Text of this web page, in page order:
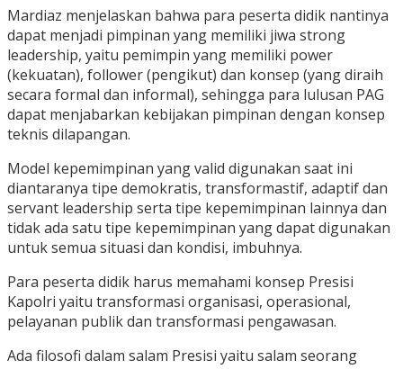
Mardiaz menjelaskan bahwa para peserta didik nantinya
dapat menjadi pimpinan yang memiliki jiwa strong
leadership, yaitu pemimpin yang memiliki power
(kekuatan), follower (pengikut) dan konsep (yang diraih
secara formal dan informal), sehingga para lulusan PAG
dapat menjabarkan kebijakan pimpinan dengan konsep
teknis dilapangan.
Model kepemimpinan yang valid digunakan saat ini
diantaranya tipe demokratis, transformastif, adaptif dan
servant leadership serta tipe kepemimpinan lainnya dan
tidak ada satu tipe kepemimpinan yang dapat digunakan
untuk semua situasi dan kondisi, imbuhnya.
Para peserta didik harus memahami konsep Presisi
Kapolri yaitu transformasi organisasi, operasional,
pelayanan publik dan transformasi pengawasan.
Ada filosofi dalam salam Presisi yaitu salam seorang